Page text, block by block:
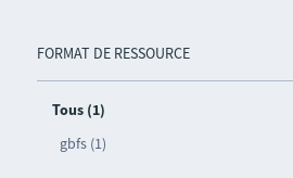
FORMAT DE RESSOURCE
Tous (1)
gbfs (1)